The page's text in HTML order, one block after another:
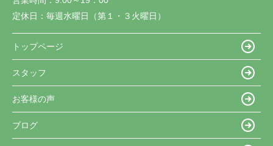
定休日： 毎週水曜日（第１・３火曜日）
トップページ
スタッフ
お客様の声
ブログ